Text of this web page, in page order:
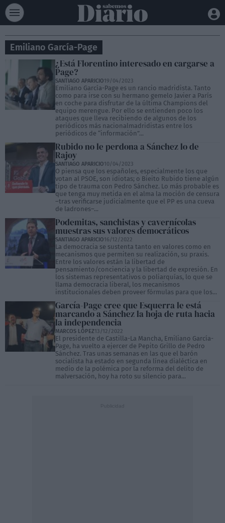
Emiliano García-Page
¿Está Florentino interesado en cargarse a
Page?
SANTIAGO APARICIO19/04/2023
Emiliano García-Page es un rancio madridista. Tanto
como para irse con su hermano gemelo Javier a París
en coche para disfrutar de la última Champions del
equipo merengue. Por ello se entienden poco los
ataques que lleva recibiendo de algunos de los
periódicos más nacionalmadridistas entre los
periódicos de “información”...
Rubido no le perdona a Sánchez lo de
Rajoy
SANTIAGO APARICIO10/04/2023
O piensa que los españoles, especialmente los que
votan al PSOE, son idiotas; o Bieito Rubido tiene algún
tipo de trauma con Pedro Sánchez. Lo más probable es
que tenga muy metida en el alma la moción de censura
–tras verificarse judicialmente que el PP es una cueva
de ladrones–...
Podemitas, sanchistas y cavernícolas
muestras sus valores democráticos
SANTIAGO APARICIO16/12/2022
La democracia se sustenta tanto en valores como en
mecanismos que permiten su realización, su praxis.
Entre los valores están la libertad de
pensamiento/conciencia y la libertad de expresión. En
los sistemas representativos o poliarquías, lo que se
llama democracia liberal, los mecanismos
institucionales deben proveer fórmulas para que los...
García-Page cree que Esquerra le está
marcando a Sánchez la hoja de ruta hacia
la independencia
MARCOS LÓPEZ13/12/2022
El presidente de Castilla-La Mancha, Emiliano García-
Page, ha vuelto a ejercer de Pepito Grillo de Pedro
Sánchez. Tras unas semanas en las que el barón
socialista ha estado en segunda línea dialéctica en
medio de la polémica por la reforma del delito de
malversación, hoy ha roto su silencio para...